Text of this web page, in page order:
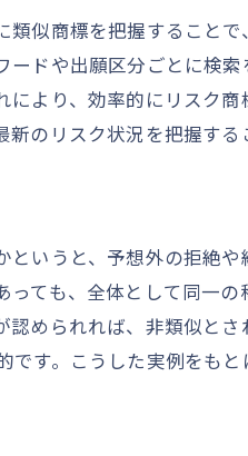
向紹介
実例
用
点
する
判例解説
る
似商標を把握すること
ドや出願区分ごとに検
より、効率的にリスク
のリスク状況を把握する
いうと、予想外の拒絶
ても、全体として同一の
められれば、非類似と
す。こうした実例をも